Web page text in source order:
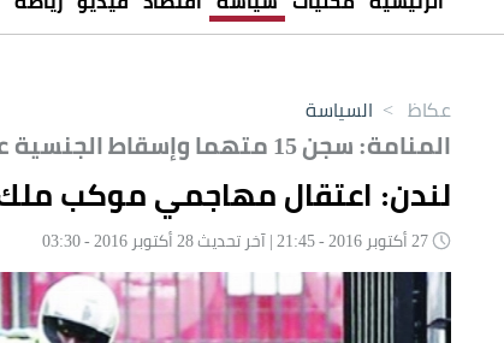
عكاظ > السياسة
المنامة: سجن 15 متهما وإسقاط الجنسية عنهم
لندن: اعتقال مهاجمي موكب ملك